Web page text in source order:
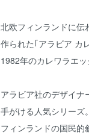
北欧フィンランドに伝
作られた｢アラビア カ
1982年のカレワラエッ
アラビア社のデザイナ
手がける人気シリーズ。
フィンランドの国民的